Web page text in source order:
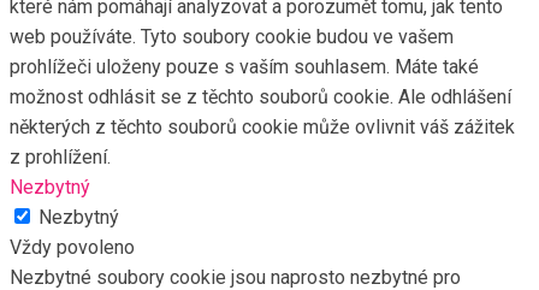
které nám pomáhají analyzovat a porozumět tomu, jak tento
web používáte. Tyto soubory cookie budou ve vašem
prohlížeči uloženy pouze s vaším souhlasem. Máte také
možnost odhlásit se z těchto souborů cookie. Ale odhlášení
některých z těchto souborů cookie může ovlivnit váš zážitek
z prohlížení.
Nezbytný
Nezbytný
Vždy povoleno
Nezbytné soubory cookie jsou naprosto nezbytné pro